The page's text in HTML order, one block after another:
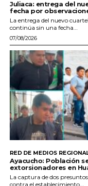
Juliaca: entrega del
fecha por
La entrega del nuevo
continúa sin una fecha...
07/08/2026
RED DE MEDIOS
Ayacucho: Población
extorsionadores en
La captura de dos
contra el establecimiento...